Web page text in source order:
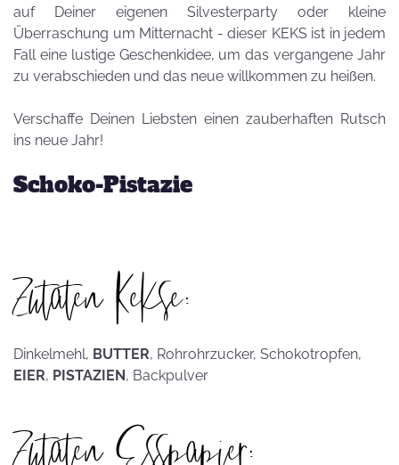
auf Deiner eigenen Silvesterparty oder kleine
Überraschung um Mitternacht - dieser KEKS ist in jedem
Fall eine lustige Geschenkidee, um das vergangene Jahr
zu verabschieden und das neue willkommen zu heißen.
Verschaffe Deinen Liebsten einen zauberhaften Rutsch
ins neue Jahr!
Schoko-Pistazie
Zutaten Kekse:
Dinkelmehl, BUTTER, Rohrohrzucker, Schokotropfen,
EIER, PISTAZIEN, Backpulver